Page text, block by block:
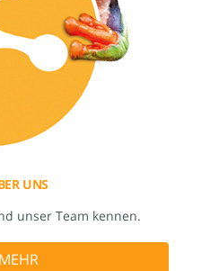
UNS
unser Team kennen.
MEHR